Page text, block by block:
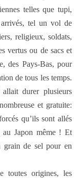
telles que tupi,
tel un vol de
religieux, soldats,
vertus ou de sacs et
des Pays-Bas, pour
de tous les temps.
durer plusieurs
et gratuite:
qu’ils sont allés
Japon même ! Et
grain de sel pour en
toutes origines, les